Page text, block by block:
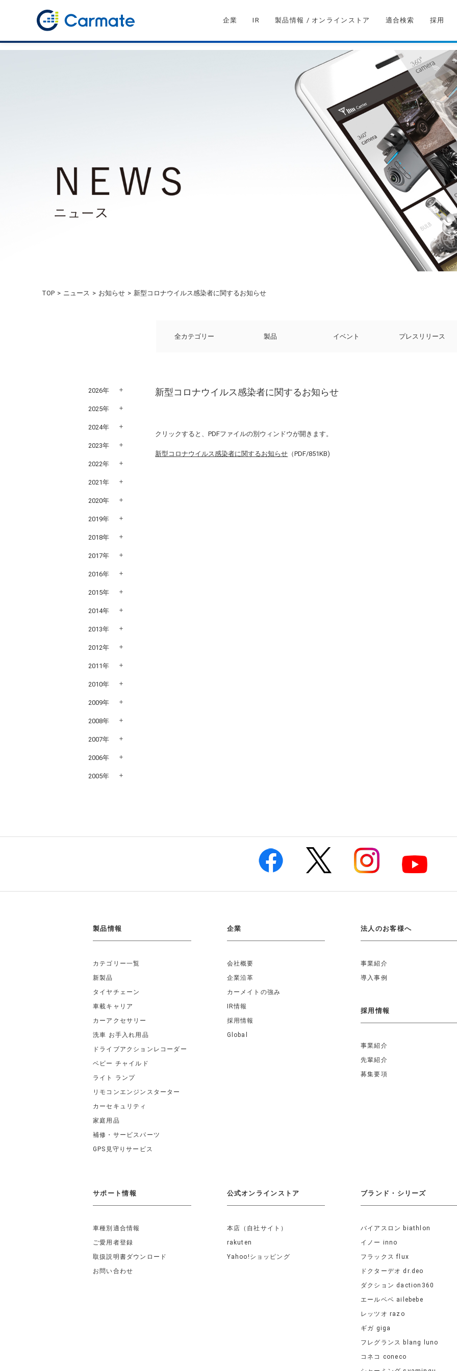
企業 IR 製品情報 / オンラインストア 適合検索 採用
TOP ニュース お知らせ 新型コロナウイルス感染者に関するお知らせ
全カテゴリー 製品 イベント プレスリリース
新型コロナウイルス感染者に関するお知らせ
クリックすると、PDFファイルの別ウィンドウが開きます。
新型コロナウイルス感染者に関するお知らせ （PDF/851KB)
2026年
2025年
2024年
2023年
2022年
2021年
2020年
2019年
2018年
2017年
2016年
2015年
2014年
2013年
2012年
2011年
2010年
2009年
2008年
2007年
2006年
2005年
製品情報
カテゴリー一覧
新製品
タイヤチェーン
車載キャリア
カーアクセサリー
洗車 お手入れ用品
ドライブアクションレコーダー
ベビー チャイルド
ライト ランプ
リモコンエンジンスターター
カーセキュリティ
家庭用品
補修・サービスパーツ
GPS見守りサービス
企業
会社概要
企業沿革
カーメイトの強み
IR情報
採用情報
Global
法人のお客様へ
事業紹介
導入事例
採用情報
事業紹介
先輩紹介
募集要項
サポート情報
車種別適合情報
ご愛用者登録
取扱説明書ダウンロード
お問い合わせ
公式オンラインストア
本店（自社サイト）
rakuten
Yahoo!ショッピング
ブランド・シリーズ
バイアスロン biathlon
イノー inno
フラックス flux
ドクターデオ dr.deo
ダクション daction360
エールベベ ailebebe
レッツオ razo
ギガ giga
フレグランス blang luno
コネコ coneco